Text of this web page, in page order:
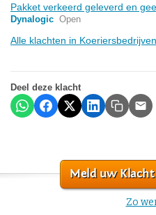
Pakket verkeerd geleverd en
Dynalogic Open
Alle klachten in
Deel deze klacht
Meld uw
Zo